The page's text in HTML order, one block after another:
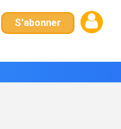
S'abonner